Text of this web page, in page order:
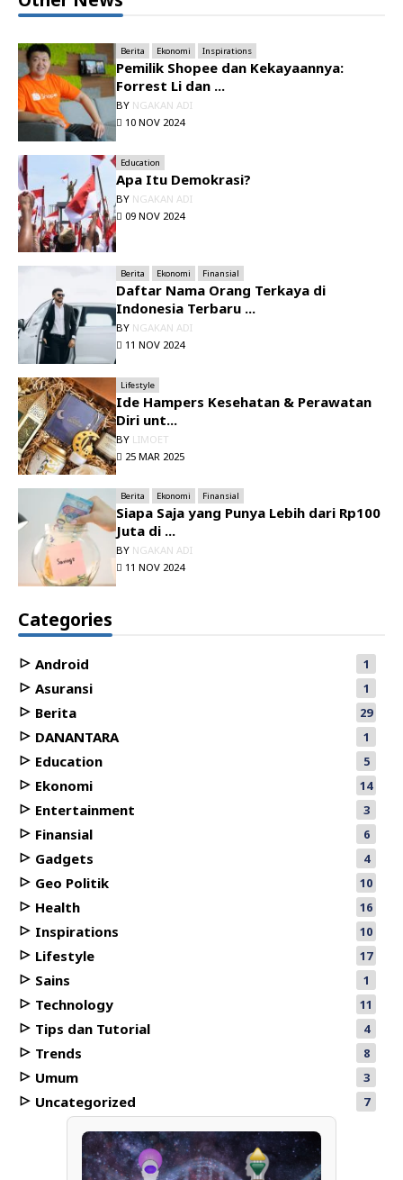
Berita Ekonomi Inspirations
Pemilik Shopee dan Kekayaannya:
Forrest Li dan ...
BY NGAKAN ADI
10 NOV 2024
Education
Apa Itu Demokrasi?
BY NGAKAN ADI
09 NOV 2024
Berita Ekonomi Finansial
Daftar Nama Orang Terkaya di
Indonesia Terbaru ...
BY NGAKAN ADI
11 NOV 2024
Lifestyle
Ide Hampers Kesehatan & Perawatan
Diri unt...
BY LIMOET
25 MAR 2025
Berita Ekonomi Finansial
Siapa Saja yang Punya Lebih dari Rp100
Juta di ...
BY NGAKAN ADI
11 NOV 2024
Categories
Android 1
Asuransi 1
Berita 29
DANANTARA 1
Education 5
Ekonomi 14
Entertainment 3
Finansial 6
Gadgets 4
Geo Politik 10
Health 16
Inspirations 10
Lifestyle 17
Sains 1
Technology 11
Tips dan Tutorial 4
Trends 8
Umum 3
Uncategorized 7